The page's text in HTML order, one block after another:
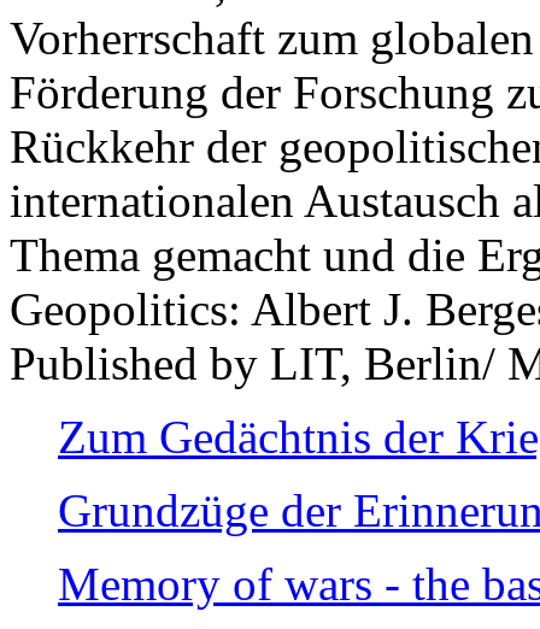
Vorherrschaft zum
Förderung der Forschung
Rückkehr der
internationalen Austausch
Thema gemacht und die
Geopolitics: Albert J.
Published by LIT, Berlin/
Zum Gedächtnis der
Grundzüge der
Memory of wars - the